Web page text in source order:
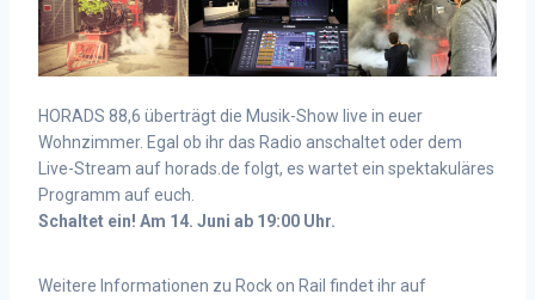
HORADS 88,6 überträgt die Musik-Show live in euer
Wohnzimmer. Egal ob ihr das Radio anschaltet oder dem
Live-Stream auf horads.de folgt, es wartet ein spektakuläres
Programm auf euch.
Schaltet ein! Am 14. Juni ab 19:00 Uhr.
Weitere Informationen zu Rock on Rail findet ihr auf